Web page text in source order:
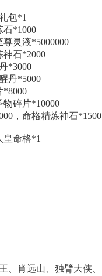
包*1
石*1000
灵液*5000000
石*2000
*3000
丹*5000
*8000
碎片*10000
，命格精炼神石*1500
皇命格*1
、肖远山、独臂大侠、